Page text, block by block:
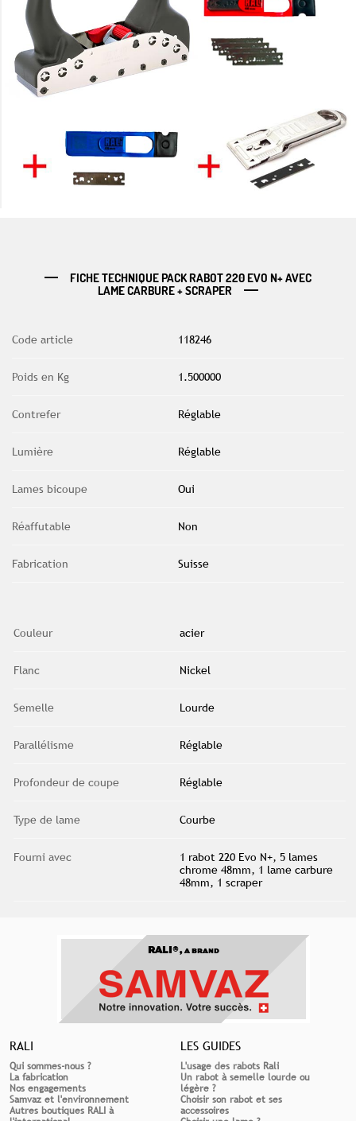
FICHE TECHNIQUE PACK RABOT 220 EVO N+ AVEC
LAME CARBURE + SCRAPER
Code article 118246
Poids en Kg 1.500000
Contrefer Réglable
Lumière Réglable
Lames bicoupe Oui
Réaffutable Non
Fabrication Suisse
Couleur acier
Flanc Nickel
Semelle Lourde
Parallélisme Réglable
Profondeur de coupe Réglable
Type de lame Courbe
Fourni avec
1 rabot 220 Evo N+, 5 lames
chrome 48mm, 1 lame carbure
48mm, 1 scraper
RALI®, A BRAND
RALI
Qui sommes-nous ?
La fabrication
Nos engagements
Samvaz et l'environnement
Autres boutiques RALI à
LES GUIDES
L'usage des rabots Rali
Un rabot à semelle lourde ou
légère ?
Choisir son rabot et ses
accessoires